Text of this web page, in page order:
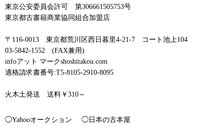
東京公安委員会許可 第306661505753号
東京都古書籍商業協同組合加盟店
〒116-0013 東京都荒川区西日暮里4-21-7 コート池上104
03-5842-1552 (FAX兼用)
infoアット マークshoshitakou.com
適格請求書番号:T5-8105-2910-8095
火木土発送 送料￥310～
◯Yahooオークション
◯日本の古本屋